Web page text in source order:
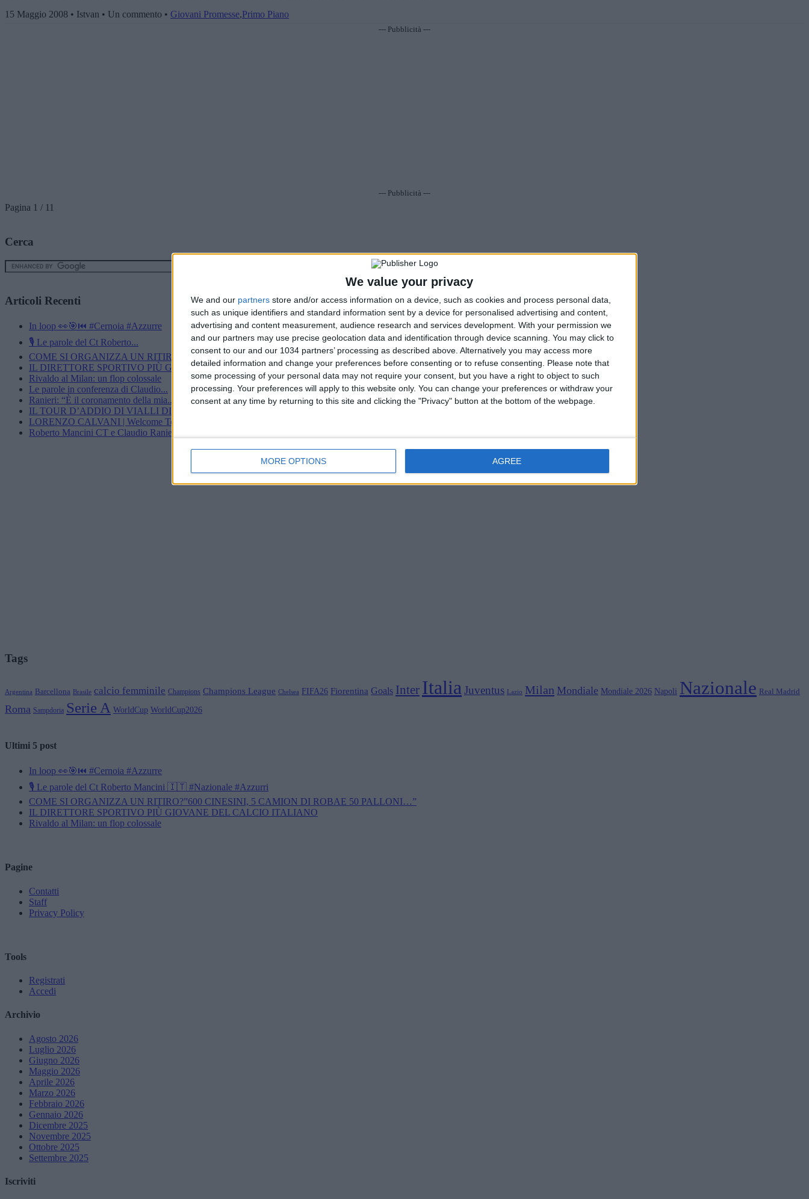
We value your privacy
We and our partners store and/or access information on a device, such as cookies and process personal data,
such as unique identifiers and standard information sent by a device for personalised advertising and content,
advertising and content measurement, audience research and services development. With your permission we
and our partners may use precise geolocation data and identification through device scanning. You may click to
consent to our and our 1034 partners’ processing as described above. Alternatively you may access more
detailed information and change your preferences before consenting or to refuse consenting.
Please note that
some processing of your personal data may not require your consent, but you have a right to object to such
processing. Your preferences will apply to this website only. You can change your preferences or withdraw your
consent at any time by returning to this site and clicking the "Privacy" button at the bottom of the webpage.
MORE OPTIONS AGREE
15 Maggio 2008 • Istvan • Un commento • Giovani Promesse,Primo Piano
--- Pubblicità ---
--- Pubblicità ---
Pagina 1 / 1 1
Cerca
Articoli Recenti
In loop 👀🎯⏮️ #Cernoia #Azzurre
🎙️ Le parole del Ct Roberto...
COME SI ORGANIZZA UN RITIRO?”600 CINESINI,...
IL DIRETTORE SPORTIVO PIÙ GIOVANE DEL...
Rivaldo al Milan: un flop colossale
Le parole in conferenza di Claudio...
Ranieri: “È il coronamento della mia...
IL TOUR D’ADDIO DI VIALLI DIMOSTRA...
LORENZO CALVANI | Welcome To AC...
Roberto Mancini CT e Claudio Ranieri...
Tags
Argentina Barcellona Brasile calcio femminile Champions Champions League Chelsea FIFA26 Fiorentina Goals Inter Italia Juventus Lazio Milan Mondiale Mondiale 2026 Napoli Nazionale Real Madrid
Roma Sampdoria Serie A WorldCup WorldCup2026
Ultimi 5 post
In loop 👀🎯⏮️ #Cernoia #Azzurre
🎙️ Le parole del Ct Roberto Mancini 🇮🇹 #Nazionale #Azzurri
COME SI ORGANIZZA UN RITIRO?”600 CINESINI, 5 CAMION DI ROBAE 50 PALLONI…”
IL DIRETTORE SPORTIVO PIÙ GIOVANE DEL CALCIO ITALIANO
Rivaldo al Milan: un flop colossale
Pagine
Contatti
Staff
Privacy Policy
Tools
Registrati
Accedi
Archivio
Agosto 2026
Luglio 2026
Giugno 2026
Maggio 2026
Aprile 2026
Marzo 2026
Febbraio 2026
Gennaio 2026
Dicembre 2025
Novembre 2025
Ottobre 2025
Settembre 2025
Iscriviti